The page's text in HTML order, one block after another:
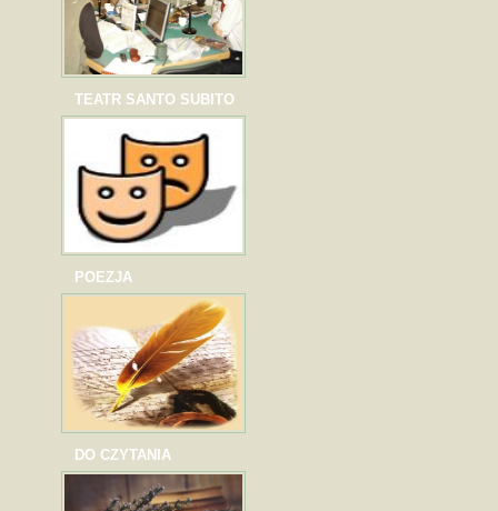
TEATR SANTO SUBITO
POEZJA
DO CZYTANIA